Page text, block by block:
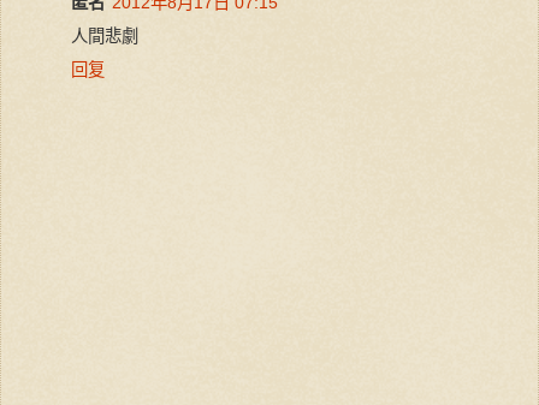
人間悲劇
回复